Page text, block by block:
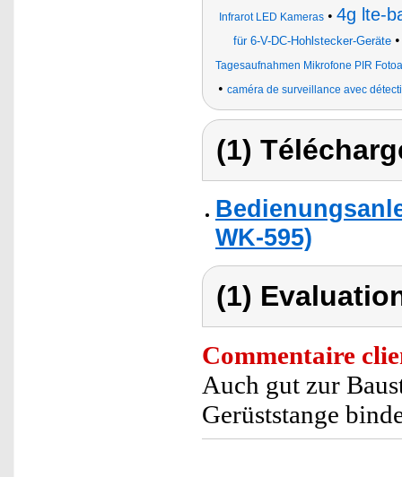
Infrarot LED Kameras• 4g lte-
für 6-V-DC-Hohlstecker-Geräte
Tagesaufnahmen Mikrofone PIR
• caméra de surveillance avec
(1)
WK-595)
(1)
Commentaire
Auch gut zur
Gerüststange